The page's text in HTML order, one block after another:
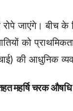
जाएंगे। बीच के
को
की आधुनिक
महर्षि चरक